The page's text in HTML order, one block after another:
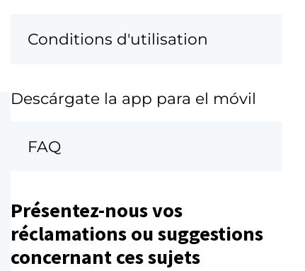
Conditions d'utilisation
Descárgate la app para el móvil
FAQ
Présentez-nous vos
réclamations ou suggestions
concernant ces sujets